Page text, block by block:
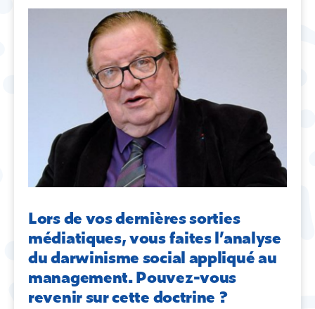
Lors de vos dernières sorties
médiatiques, vous faites l’analyse
du darwinisme social appliqué au
management. Pouvez-vous
revenir sur cette doctrine ?